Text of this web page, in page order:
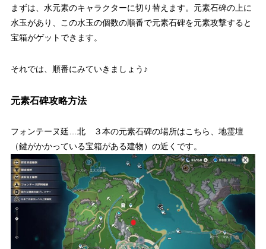
まずは、水元素のキャラクターに切り替えます。元素石碑の上に
水玉があり、この水玉の個数の順番で元素石碑を元素攻撃すると
宝箱がゲットできます。
それでは、順番にみていきましょう♪
元素石碑攻略方法
フォンテーヌ廷…北 ３本の元素石碑の場所はこちら、地霊壇
（鍵がかかっている宝箱がある建物）の近くです。